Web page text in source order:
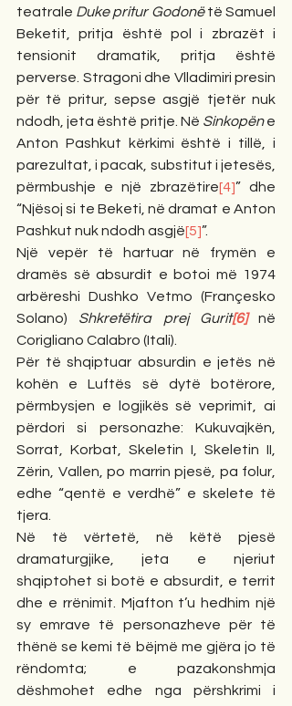
teatrale Duke pritur Godonë të Samuel
Beketit, pritja është pol i zbrazët i
tensionit dramatik, pritja është
perverse. Stragoni dhe Vlladimiri presin
për të pritur, sepse asgjë tjetër nuk
ndodh, jeta është pritje. Në Sinkopën e
Anton Pashkut kërkimi është i tillë, i
parezultat, i pacak, substitut i jetesës,
përmbushje e një zbrazëtire[4]” dhe
“Njësoj si te Beketi, në dramat e Anton
Pashkut nuk ndodh asgjë[5]”.
Një vepër të hartuar në frymën e
dramës së absurdit e botoi më 1974
arbëreshi Dushko Vetmo (Françesko
Solano) Shkretëtira prej Gurit[6] në
Corigliano Calabro (Itali).
Për të shqiptuar absurdin e jetës në
kohën e Luftës së dytë botërore,
përmbysjen e logjikës së veprimit, ai
përdori si personazhe: Kukuvajkën,
Sorrat, Korbat, Skeletin I, Skeletin II,
Zërin, Vallen, po marrin pjesë, pa folur,
edhe “qentë e verdhë” e skelete të
tjera.
Në të vërtetë, në këtë pjesë
dramaturgjike, jeta e njeriut
shqiptohet si botë e absurdit, e territ
dhe e rrënimit. Mjafton t’u hedhim një
sy emrave të personazheve për të
thënë se kemi të bëjmë me gjëra jo të
rëndomta; e pazakonshmja
dëshmohet edhe nga përshkrimi i